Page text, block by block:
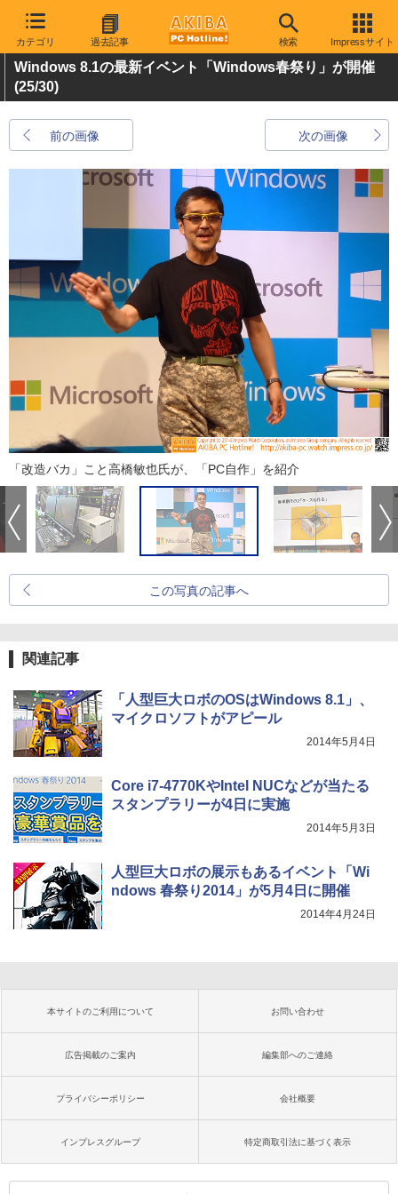
カテゴリ 過去記事 検索 Impressサイト
Windows 8.1の最新イベント「Windows春祭り」が開催
(25/30)
前の画像 次の画像
「改造バカ」こと高橋敏也氏が、「PC自作」を紹介
この写真の記事へ
関連記事
「人型巨大ロボのOSはWindows 8.1」、
マイクロソフトがアピール
2014年5月4日
Core i7-4770KやIntel NUCなどが当たる
スタンプラリーが4日に実施
2014年5月3日
人型巨大ロボの展示もあるイベント「Wi
ndows 春祭り2014」が5月4日に開催
2014年4月24日
本サイトのご利用について お問い合わせ
広告掲載のご案内 編集部へのご連絡
プライバシーポリシー 会社概要
インプレスグループ 特定商取引法に基づく表示